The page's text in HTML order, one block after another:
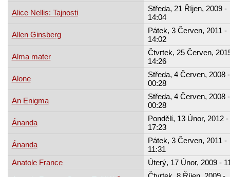
Alice Nellis: Tajnosti
Středa, 21 Říjen, 2009 -
14:04
Allen Ginsberg
Pátek, 3 Červen, 2011 -
14:02
Alma mater
Čtvrtek, 25 Červen,
14:26
Alone
Středa, 4 Červen, 2008 -
00:28
An Enigma
Středa, 4 Červen, 2008 -
00:28
Ánanda
Pondělí, 13 Únor, 2012 -
17:23
Ánanda
Pátek, 3 Červen, 2011 -
11:31
Anatole France
Úterý, 17 Únor, 2009 -